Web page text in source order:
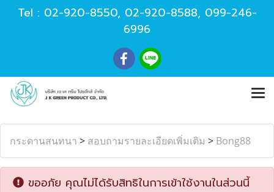
Tel : 02-920-8550, 02-920-8588, 099-246-
6996
กระดานสนทนา > สอบถามรายละเอียดเพิ่มเติม > Bong88
ขออภัย คุณไม่ได้รับสิทธิในการเข้าใช้งานในส่วนนี้